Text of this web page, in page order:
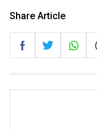
Share Article